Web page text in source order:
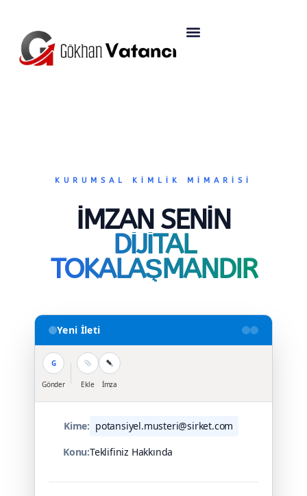
KURUMSAL KIMLIK MIMARISI
İMZAN SENIN
DIJITAL
TOKALAŞMANDIR
Yeni İleti
G
Gönder Ekle İmza
Kime: potansiyel.musteri@sirket.com
Konu:Teklifiniz Hakkında